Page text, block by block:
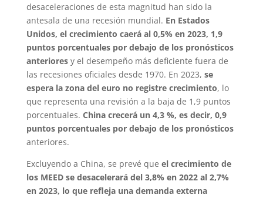
desaceleraciones de esta magnitud han sido la
antesala de una recesión mundial. En Estados
Unidos, el crecimiento caerá al 0,5% en 2023, 1,9
puntos porcentuales por debajo de los pronósticos
anterioresy el desempeño más deficiente fuera de
las recesiones oficiales desde 1970. En 2023, se
espera la zona del euro no registre crecimiento, lo
que representa una revisión a la baja de 1,9 puntos
porcentuales. China crecerá un 4,3 %, es decir, 0,9
puntos porcentuales por debajo de los pronósticos
anteriores.
Excluyendo a China, se prevé que el crecimiento de
los MEED se desacelerará del 3,8% en 2022 al 2,7%
en 2023, lo que refleja una demanda externa